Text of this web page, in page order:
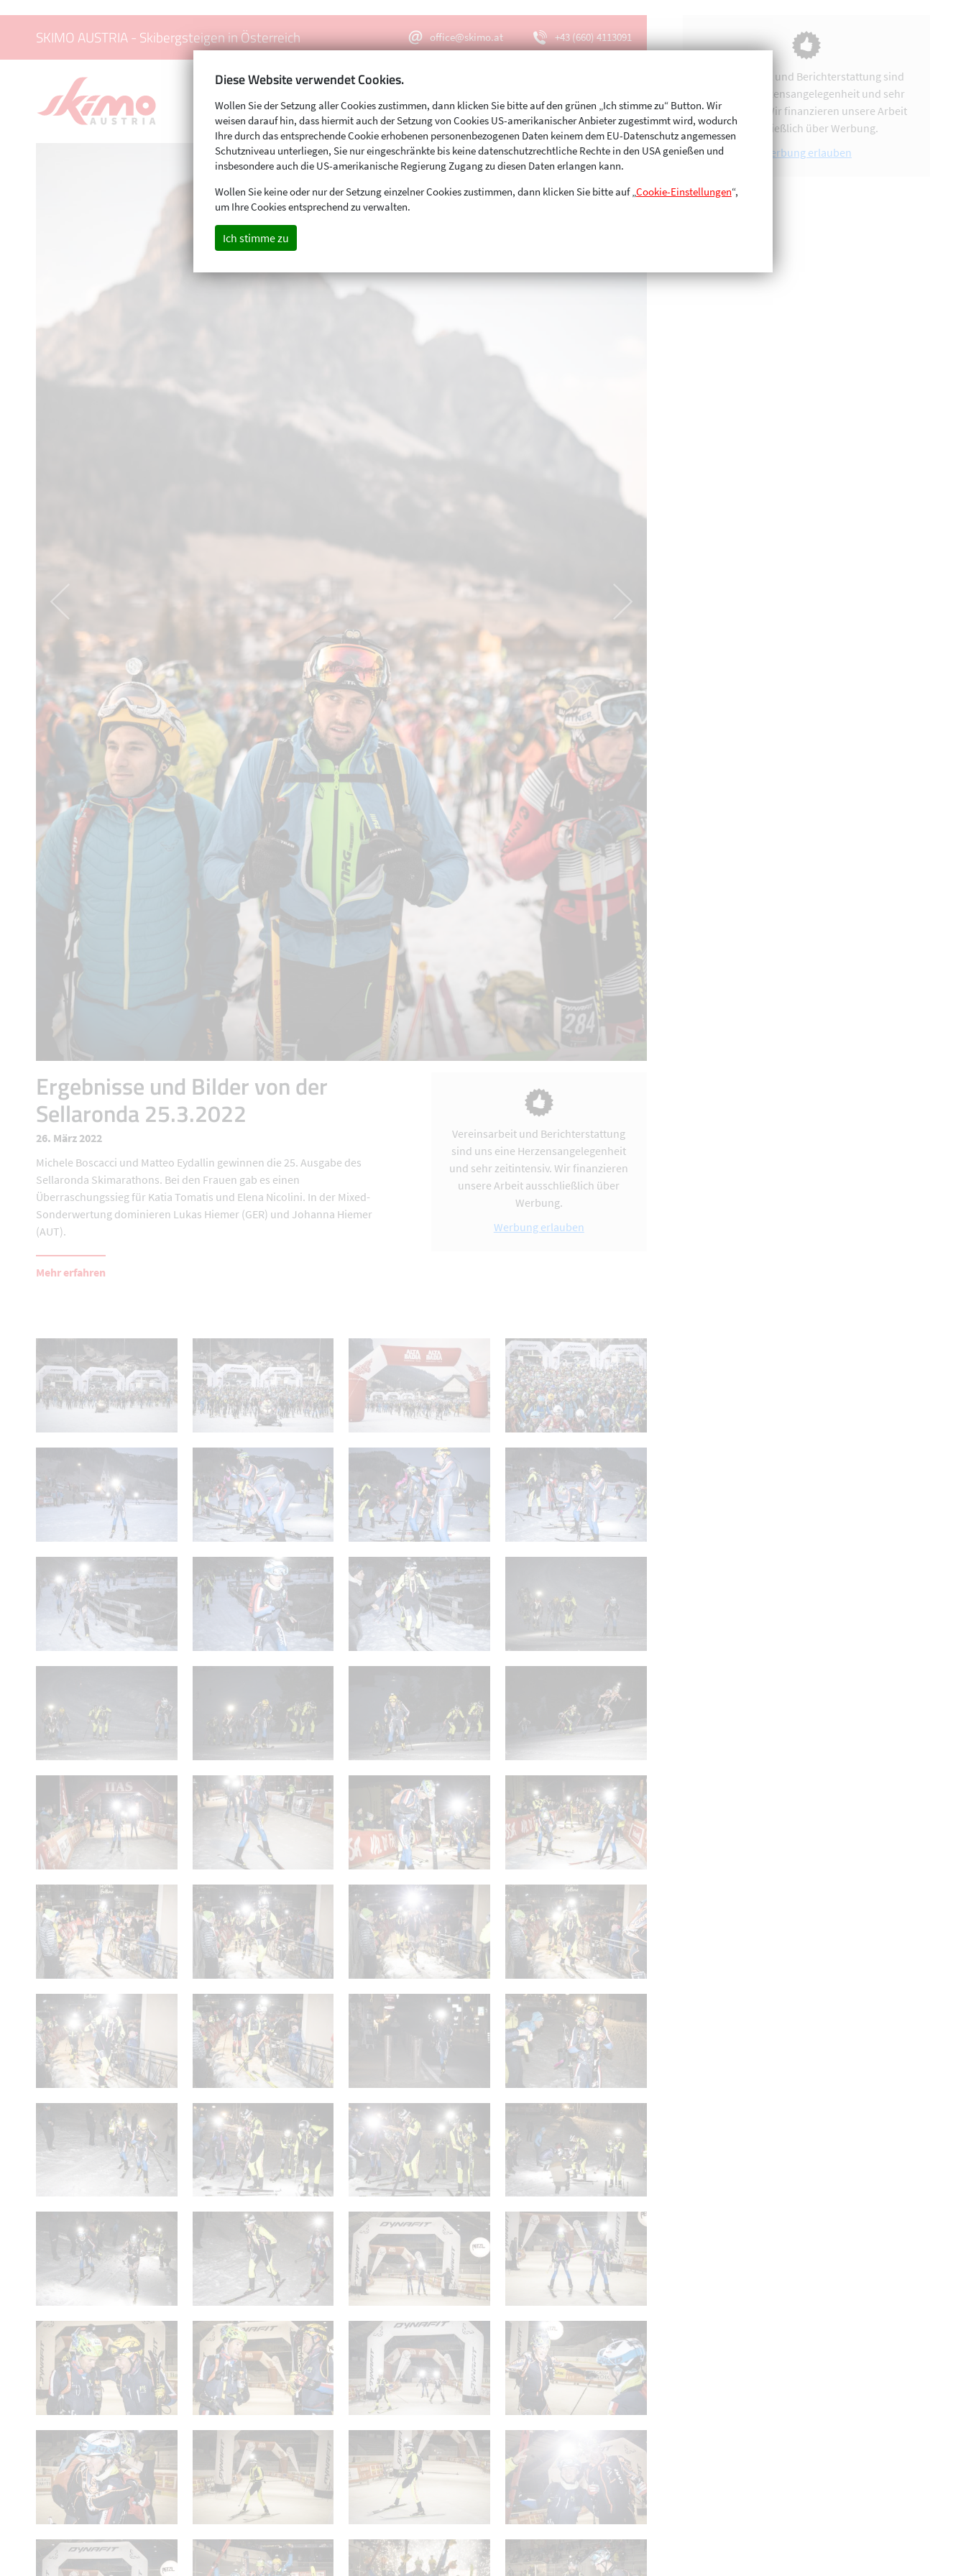
SKIMO AUSTRIA - Skibergsteigen in Österreich office@skimo.at +43 (660) 4113091
Menu
Ergebnisse und Bilder von der
Sellaronda 25.3.2022
26. März 2022
Michele Boscacci und Matteo Eydallin gewinnen die 25. Ausgabe des
Sellaronda Skimarathons. Bei den Frauen gab es einen
Überraschungssieg für Katia Tomatis und Elena Nicolini. In der Mixed-
Sonderwertung dominieren Lukas Hiemer (GER) und Johanna Hiemer
(AUT).
Mehr erfahren
Vereinsarbeit und Berichterstattung
sind uns eine Herzensangelegenheit
und sehr zeitintensiv. Wir finanzieren
unsere Arbeit ausschließlich über
Werbung.
Werbung erlauben
Vereinsarbeit und Berichterstattung sind
uns eine Herzensangelegenheit und sehr
zeitintensiv. Wir finanzieren unsere Arbeit
ausschließlich über Werbung.
Werbung erlauben
Diese Website verwendet Cookies.
Wollen Sie der Setzung aller Cookies zustimmen, dann klicken Sie bitte auf den grünen „Ich stimme zu“ Button. Wir
weisen darauf hin, dass hiermit auch der Setzung von Cookies US-amerikanischer Anbieter zugestimmt wird, wodurch
Ihre durch das entsprechende Cookie erhobenen personenbezogenen Daten keinem dem EU-Datenschutz angemessen
Schutzniveau unterliegen, Sie nur eingeschränkte bis keine datenschutzrechtliche Rechte in den USA genießen und
insbesondere auch die US-amerikanische Regierung Zugang zu diesen Daten erlangen kann.
Wollen Sie keine oder nur der Setzung einzelner Cookies zustimmen, dann klicken Sie bitte auf „Cookie-Einstellungen“,
um Ihre Cookies entsprechend zu verwalten.
Ich stimme zu